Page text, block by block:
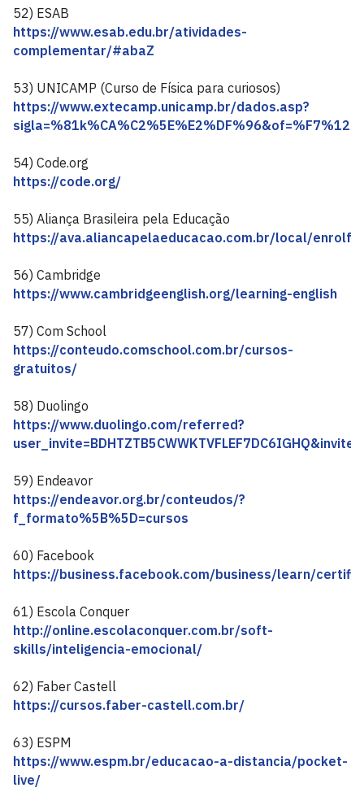
52) ESAB
https://www.esab.edu.br/atividades-
complementar/#abaZ
53) UNICAMP (Curso de Física para curiosos)
https://www.extecamp.unicamp.br/dados.asp?
54) Code.org
https://code.org/
55) Aliança Brasileira pela Educação
https://ava.aliancapelaeducacao.com.br/local/
56) Cambridge
https://www.cambridgeenglish.org/learning-english
57) Com School
https://conteudo.comschool.com.br/cursos-
gratuitos/
58) Duolingo
https://www.duolingo.com/referred?
59) Endeavor
https://endeavor.org.br/conteudos/?
f_formato%5B%5D=cursos
60) Facebook
https://business.facebook.com/business/learn/
61) Escola Conquer
http://online.escolaconquer.com.br/soft-
skills/inteligencia-emocional/
62) Faber Castell
https://cursos.faber-castell.com.br/
63) ESPM
https://www.espm.br/educacao-a-distancia/pocket-
live/